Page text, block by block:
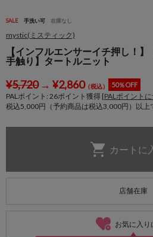
SALE 手洗い可 在庫なし
mystic(ミスティック)
【インフルエンサーイチ押し！
手触り】タートルニット
¥5,720→ ¥2,860（税込） 50％OFF
PALポイント: 26ポイント獲得 [PALポイント
税込5,000円（予約商品は税込3,000円）以上
店舗在庫
お気に入り